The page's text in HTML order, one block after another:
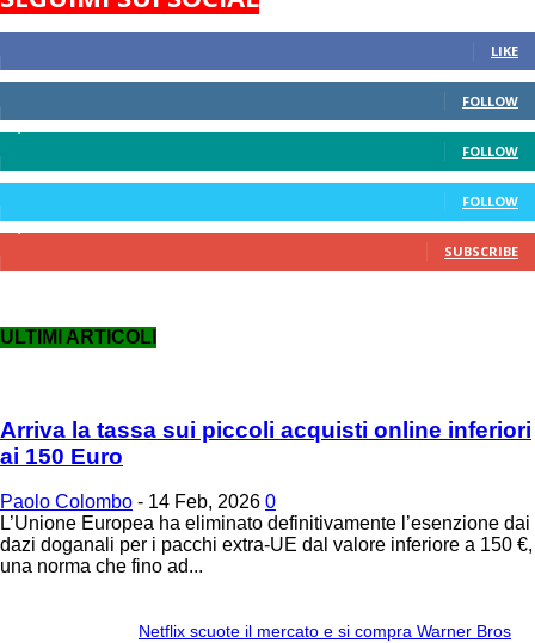
LIKE
FOLLOW
FOLLOW
FOLLOW
SUBSCRIBE
ULTIMI ARTICOLI
Arriva la tassa sui piccoli acquisti online inferiori
ai 150 Euro
Paolo Colombo - 14 Feb, 2026 0
L’Unione Europea ha eliminato definitivamente l’esenzione dai
dazi doganali per i pacchi extra-UE dal valore inferiore a 150 €,
una norma che fino ad...
Netflix scuote il mercato e si compra Warner Bros